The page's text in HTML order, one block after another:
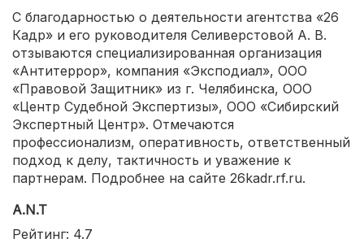
С благодарностью о деятельности агентства «26
Кадр» и его руководителя Селиверстовой А. В.
отзываются специализированная организация
«Антитеррор», компания «Эксподиал», ООО
«Правовой Защитник» из г. Челябинска, ООО
«Центр Судебной Экспертизы», ООО «Сибирский
Экспертный Центр». Отмечаются
профессионализм, оперативность, ответственный
подход к делу, тактичность и уважение к
партнерам. Подробнее на сайте 26kadr.rf.ru.
A.N.T
Рейтинг: 4.7